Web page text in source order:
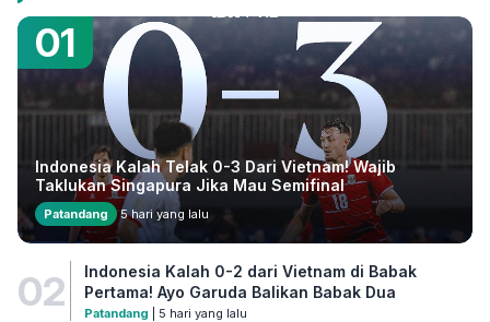
01
Indonesia Kalah Telak 0-3 Dari Vietnam! Wajib
Taklukan Singapura Jika Mau Semifinal
Patandang 5 hari yang lalu
02
Indonesia Kalah 0-2 dari Vietnam di Babak
Pertama! Ayo Garuda Balikan Babak Dua
Patandang | 5 hari yang lalu